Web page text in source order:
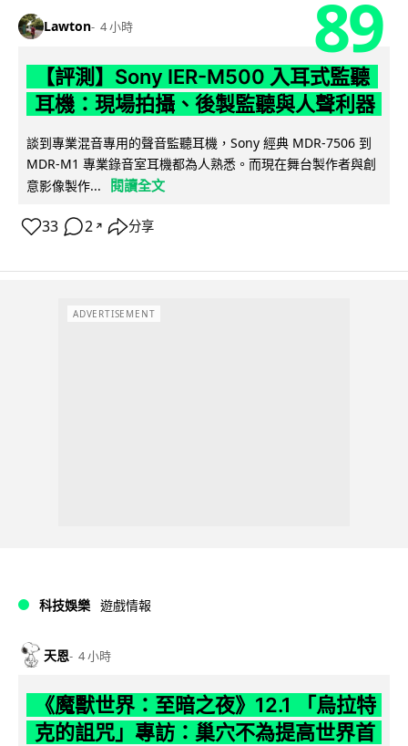
Lawton 4 小時 89
【評測】Sony IER-M500 入耳式監聽
耳機：現場拍攝、後製監聽與人聲利器
談到專業混音專用的聲音監聽耳機，Sony 經典 MDR-7506 到
MDR-M1 專業錄音室耳機都為人熟悉。而現在舞台製作者與創
意影像製作...
閱讀全文
33 2 ↗ 分享
ADVERTISEMENT
科技娛樂 遊戲情報
天恩 4 小時
《魔獸世界：至暗之夜》12.1 「烏拉特
克的詛咒」專訪：巢穴不為提高世界首